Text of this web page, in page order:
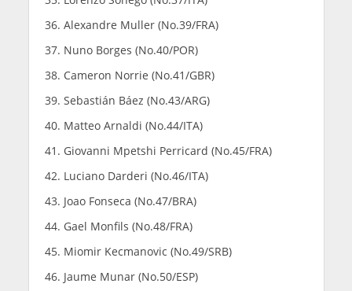
Alexandre Muller (No.39/FRA)
Nuno Borges (No.40/POR)
Cameron Norrie (No.41/GBR)
Sebastián Báez (No.43/ARG)
Matteo Arnaldi (No.44/ITA)
Giovanni Mpetshi Perricard (No.45/FRA)
Luciano Darderi (No.46/ITA)
Joao Fonseca (No.47/BRA)
Gael Monfils (No.48/FRA)
Miomir Kecmanovic (No.49/SRB)
Jaume Munar (No.50/ESP)